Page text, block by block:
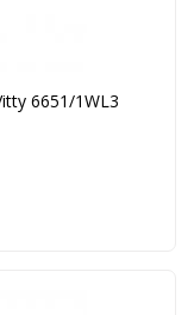
6651/1WL3